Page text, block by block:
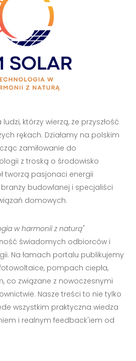
którzy wierzą, że przyszłość
rękach. Działamy na polskim
zamiłowanie do
z troską o środowisko
tworzą pasjonaci energii
budowlanej i specjaliści
domowych.
w harmonii z naturą"
świadomych odbiorców i
Na łamach portalu publikujemy
pompach ciepła,
co związane z nowoczesnymi
Nasze treści to nie tylko
wszystkim praktyczna wiedza
i realnym feedback'iem od